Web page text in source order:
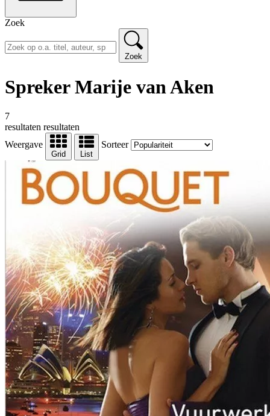
Zoek
Zoek
Spreker Marije van Aken
7
resultaten resultaten
Weergave
Grid List
Sorteer